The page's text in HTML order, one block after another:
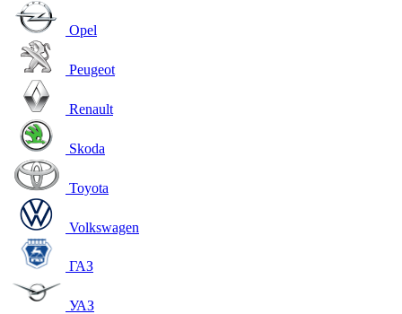
Opel
Peugeot
Renault
Skoda
Toyota
Volkswagen
ГАЗ
УАЗ